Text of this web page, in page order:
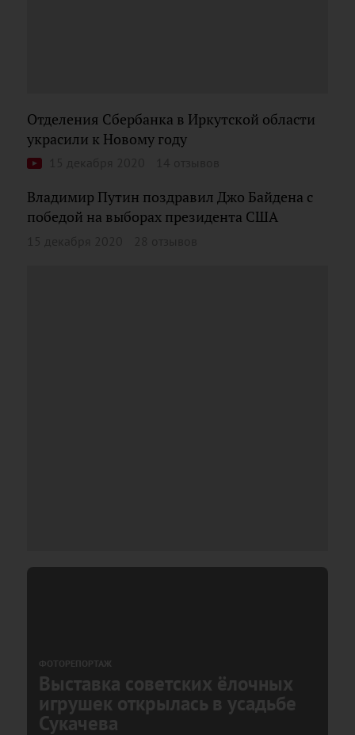
Отделения Сбербанка в Иркутской области
украсили к Новому году
Владимир Путин поздравил Джо Байдена с
победой на выборах президента США
ФОТОРЕПОРТАЖ
Выставка советских ёлочных
игрушек открылась в усадьбе
Сукачева